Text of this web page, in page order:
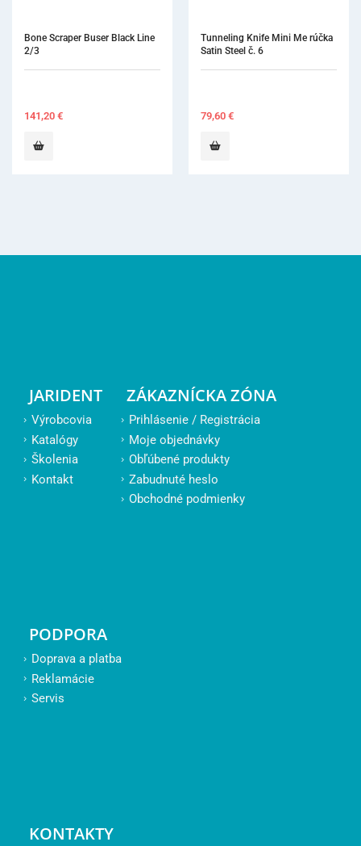
Tunneling Knife Mini Me rúčka
Bone Scraper
JARIDENT
Výrobcovia
Katalógy
Školenia
Kontakt
ZÁKAZNÍCKA ZÓNA
Prihlásenie / Registrácia
Moje objednávky
Obľúbené produkty
Zabudnuté heslo
Obchodné podmienky
PODPORA
Doprava a platba
Reklamácie
Servis
KONTAKTY